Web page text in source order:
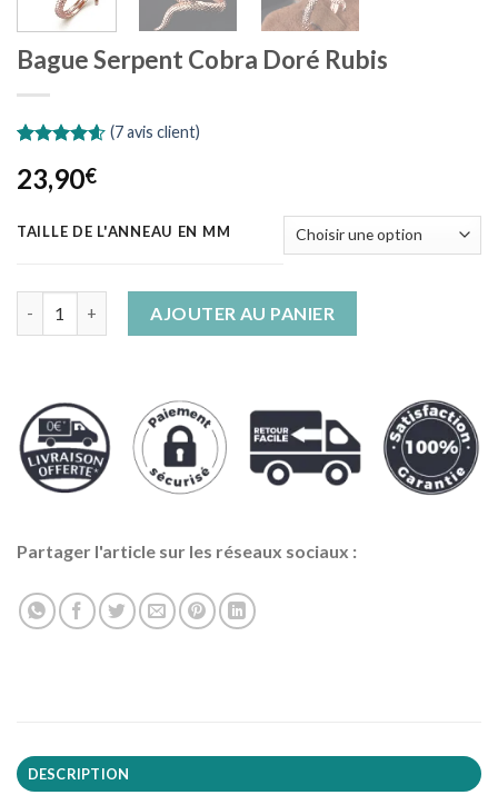
Bague Serpent Cobra Doré Rubis
sur 5 basé
sur
client
(7avis client)
23,90€
TAILLE DE L'ANNEAU EN MM
AJOUTER AU PANIER
Partager l'article sur les réseaux sociaux :
DESCRIPTION